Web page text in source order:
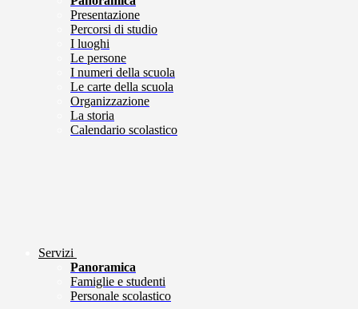
Presentazione
Percorsi di studio
I luoghi
Le persone
I numeri della scuola
Le carte della scuola
Organizzazione
La storia
Calendario scolastico
Servizi
Panoramica
Famiglie e studenti
Personale scolastico